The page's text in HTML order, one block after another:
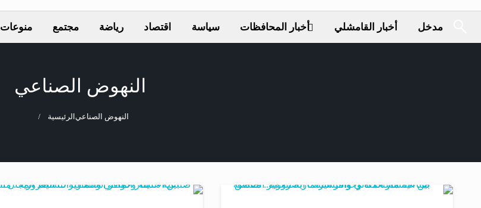
مدخل أخبار القامشلي أخبار المحافظات سياسة اقتصاد رياضة مجتمع منوعات
النهوض الصناعي
الرئيسية النهوض الصناعي